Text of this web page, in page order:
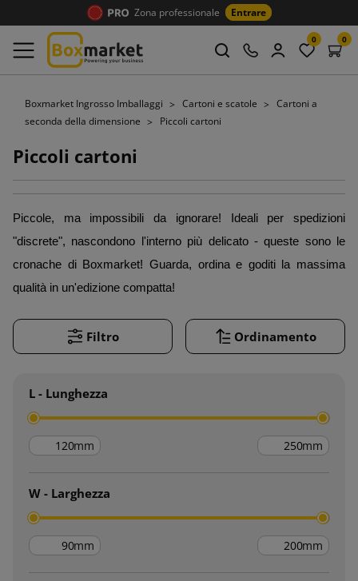
Zona professionale Entrare
0 0
Boxmarket Ingrosso Imballaggi Cartoni e scatole
Cartoni a
seconda della dimensione
Piccoli cartoni
Piccoli cartoni
Piccole, ma impossibili da ignorare! Ideali per spedizioni
"discrete", nascondono l'interno più delicato - queste sono le
cronache di Boxmarket! Guarda, ordina e goditi la massima
qualità in un'edizione compatta!
Filtro Ordinamento
L - Lunghezza
mm mm
W - Larghezza
mm mm